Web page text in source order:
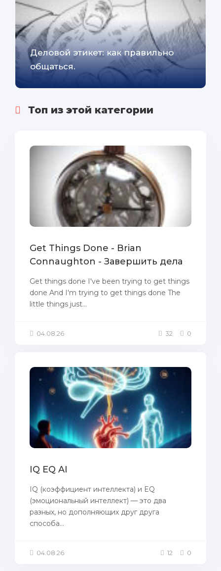
Деловой этикет: как правильно
общаться.
Топ из этой категории
Get Things Done - Brian
Connaughton - Завершить дела
Get things done I've been trying to get things
done And I'm trying to get things done The
little things just...
04.08.26 32 0
IQ EQ AI
IQ (коэффициент интеллекта) и EQ
(эмоциональный интеллект) — это два
разных, но дополняющих друг друга
способа...
04.08.26 12 0